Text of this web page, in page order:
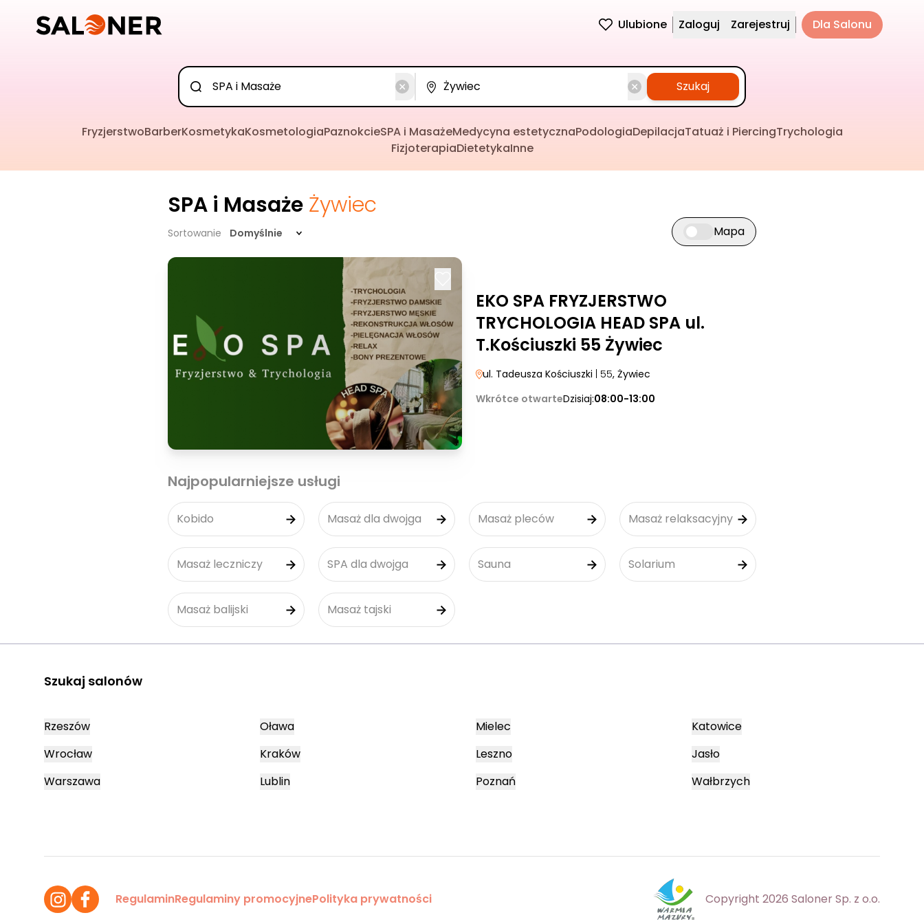
Ulubione Zaloguj Zarejestruj Dla Salonu
Szukaj
FryzjerstwoBarberKosmetykaKosmetologiaPaznokcieSPA i MasażeMedycyna estetycznaPodologiaDepilacjaTatuaż i PiercingTrychologia
FizjoterapiaDietetykaInne
SPA i Masaże Żywiec
Sortowanie Domyślnie Przełącz widok mapy
Mapa
EKO SPA FRYZJERSTWO
TRYCHOLOGIA HEAD SPA ul.
T.Kościuszki 55 Żywiec
ul. Tadeusza Kościuszki | 55, Żywiec
Wkrótce otwarteDzisiaj:08:00-13:00
Najpopularniejsze usługi
Kobido Masaż dla dwojga Masaż pleców Masaż relaksacyjny
Masaż leczniczy SPA dla dwojga Sauna Solarium
Masaż balijski Masaż tajski
Szukaj salonów
Rzeszów
Wrocław
Warszawa
Oława
Kraków
Lublin
Mielec
Leszno
Poznań
Katowice
Jasło
Wałbrzych
RegulaminRegulaminy promocyjnePolityka prywatności Copyright 2026 Saloner Sp. z o.o.